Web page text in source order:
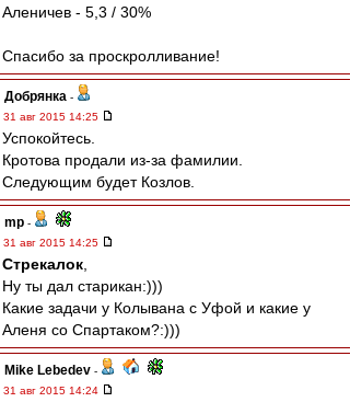
Аленичев - 5,3 / 30%
Спасибо за проскролливание!
Добрянка -
31 авг 2015 14:25
Успокойтесь.
Кротова продали из-за фамилии.
Следующим будет Козлов.
mp -
31 авг 2015 14:25
Стрекалок
Ну ты дал старикан:)))
Какие задачи у Колывана с Уфой и какие у
Аленя со Спартаком?:)))
Mike Lebedev -
31 авг 2015 14:24